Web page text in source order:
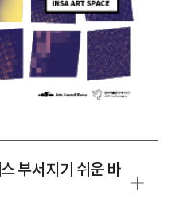
부서지기 쉬운 바